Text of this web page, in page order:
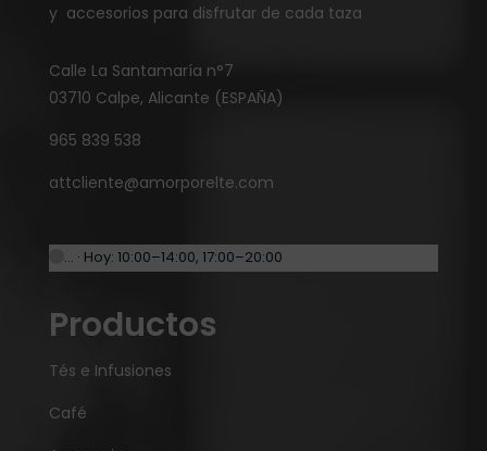
y accesorios para disfrutar de cada taza
Calle La Santamaría n°7
03710 Calpe, Alicante (ESPAÑA)
965 839 538
attcliente@amorporelte.com
… · Hoy: 10:00–14:00, 17:00–20:00
Productos
Tés e Infusiones
Café